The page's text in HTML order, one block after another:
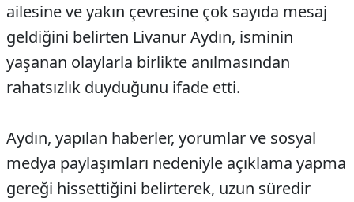
ailesine ve yakın çevresine çok sayıda mesaj
geldiğini belirten Livanur Aydın, isminin
yaşanan olaylarla birlikte anılmasından
rahatsızlık duyduğunu ifade etti.
Aydın, yapılan haberler, yorumlar ve sosyal
medya paylaşımları nedeniyle açıklama yapma
gereği hissettiğini belirterek, uzun süredir